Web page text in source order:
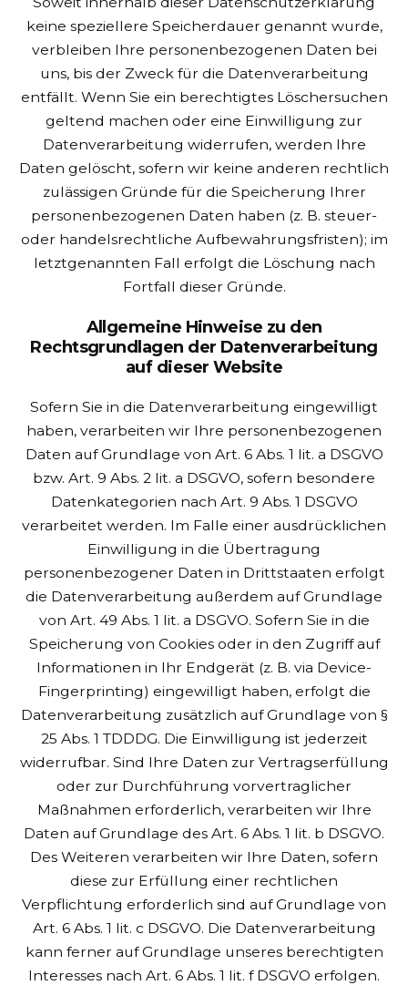
keine speziellere Speicherdauer genannt wurde,
verbleiben Ihre personenbezogenen Daten bei
uns, bis der Zweck für die Datenverarbeitung
entfällt. Wenn Sie ein berechtigtes Löschersuchen
geltend machen oder eine Einwilligung zur
Datenverarbeitung widerrufen, werden Ihre
Daten gelöscht, sofern wir keine anderen rechtlich
zulässigen Gründe für die Speicherung Ihrer
personenbezogenen Daten haben (z. B. steuer-
oder handelsrechtliche Aufbewahrungsfristen); im
letztgenannten Fall erfolgt die Löschung nach
Fortfall dieser Gründe.
Allgemeine Hinweise zu den
Rechtsgrundlagen der Datenverarbeitung
auf dieser Website
Sofern Sie in die Datenverarbeitung eingewilligt
haben, verarbeiten wir Ihre personenbezogenen
Daten auf Grundlage von Art. 6 Abs. 1 lit. a DSGVO
bzw. Art. 9 Abs. 2 lit. a DSGVO, sofern besondere
Datenkategorien nach Art. 9 Abs. 1 DSGVO
verarbeitet werden. Im Falle einer ausdrücklichen
Einwilligung in die Übertragung
personenbezogener Daten in Drittstaaten erfolgt
die Datenverarbeitung außerdem auf Grundlage
von Art. 49 Abs. 1 lit. a DSGVO. Sofern Sie in die
Speicherung von Cookies oder in den Zugriff auf
Informationen in Ihr Endgerät (z. B. via Device-
Fingerprinting) eingewilligt haben, erfolgt die
Datenverarbeitung zusätzlich auf Grundlage von §
25 Abs. 1 TDDDG. Die Einwilligung ist jederzeit
widerrufbar. Sind Ihre Daten zur Vertragserfüllung
oder zur Durchführung vorvertraglicher
Maßnahmen erforderlich, verarbeiten wir Ihre
Daten auf Grundlage des Art. 6 Abs. 1 lit. b DSGVO.
Des Weiteren verarbeiten wir Ihre Daten, sofern
diese zur Erfüllung einer rechtlichen
Verpflichtung erforderlich sind auf Grundlage von
Art. 6 Abs. 1 lit. c DSGVO. Die Datenverarbeitung
kann ferner auf Grundlage unseres berechtigten
Interesses nach Art. 6 Abs. 1 lit. f DSGVO erfolgen.